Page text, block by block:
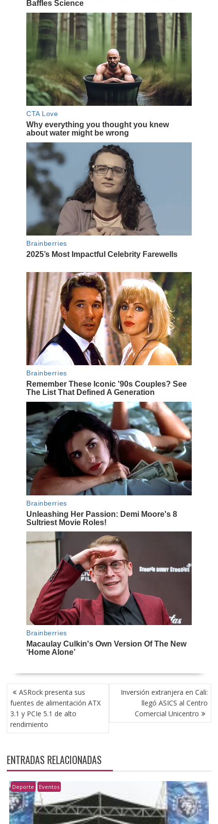
NAVEGACIÓN
DE
ENTRADAS
ASRock presenta sus
fuentes de alimentación ATX
3.1 y PCIe 5.1 de alto
rendimiento
Inversión extranjera en Cali:
llegó ASICS al Centro
Comercial Unicentro
ENTRADAS RELACIONADAS
Deporte Eventos